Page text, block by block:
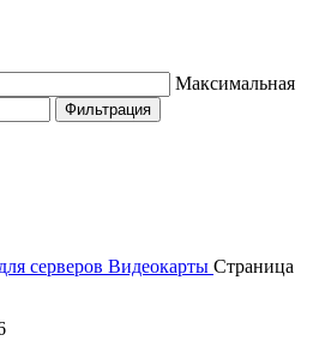
Максимальная
Фильтрация
серверов Видеокарты Страница